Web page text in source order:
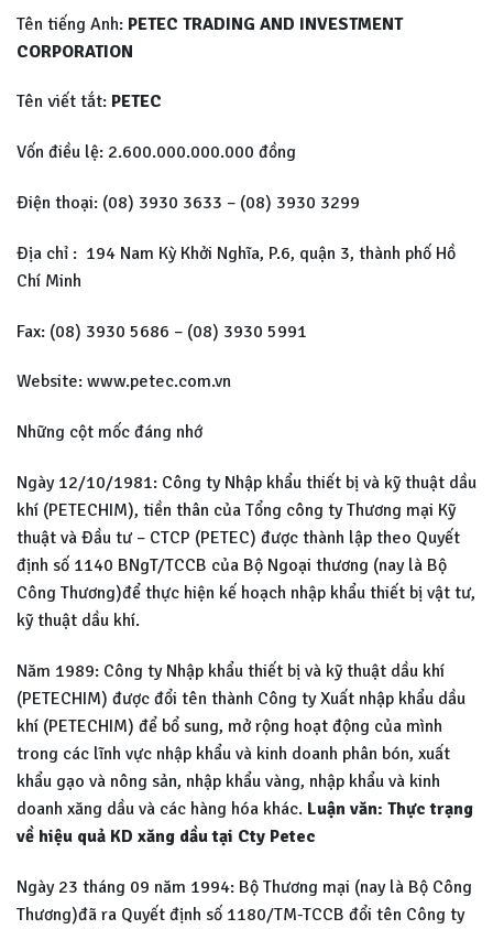
Tên tiếng Anh: PETEC TRADING AND INVESTMENT
CORPORATION
Tên viết tắt: PETEC
Vốn điều lệ: 2.600.000.000.000 đồng
Điện thoại: (08) 3930 3633 – (08) 3930 3299
Địa chỉ : 194 Nam Kỳ Khởi Nghĩa, P.6, quận 3, thành phố Hồ
Chí Minh
Fax: (08) 3930 5686 – (08) 3930 5991
Website: www.petec.com.vn
Những cột mốc đáng nhớ
Ngày 12/10/1981: Công ty Nhập khẩu thiết bị và kỹ thuật dầu
khí (PETECHIM), tiền thân của Tổng công ty Thương mại Kỹ
thuật và Đầu tư – CTCP (PETEC) được thành lập theo Quyết
định số 1140 BNgT/TCCB của Bộ Ngoại thương (nay là Bộ
Công Thương)để thực hiện kế hoạch nhập khẩu thiết bị vật tư,
kỹ thuật dầu khí.
Năm 1989: Công ty Nhập khẩu thiết bị và kỹ thuật dầu khí
(PETECHIM) được đổi tên thành Công ty Xuất nhập khẩu dầu
khí (PETECHIM) để bổ sung, mở rộng hoạt động của mình
trong các lĩnh vực nhập khẩu và kinh doanh phân bón, xuất
khẩu gạo và nông sản, nhập khẩu vàng, nhập khẩu và kinh
doanh xăng dầu và các hàng hóa khác. Luận văn: Thực trạng
về hiệu quả KD xăng dầu tại Cty Petec
Ngày 23 tháng 09 năm 1994: Bộ Thương mại (nay là Bộ Công
Thương)đã ra Quyết định số 1180/TM-TCCB đổi tên Công ty